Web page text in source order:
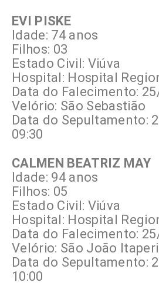
EVI PISKE
Idade: 74 anos
Filhos: 03
Estado Civil: Viúva
Hospital: Hospital
Data do Falecimento:
Velório: São Sebastião
Data do Sepultamento:
09:30
CALMEN BEATRIZ MAY
Idade: 94 anos
Filhos: 05
Estado Civil: Viúva
Hospital: Hospital
Data do Falecimento:
Velório: São João
Data do Sepultamento:
10:00